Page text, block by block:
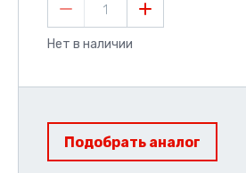
1
Нет в наличии
Подобрать аналог